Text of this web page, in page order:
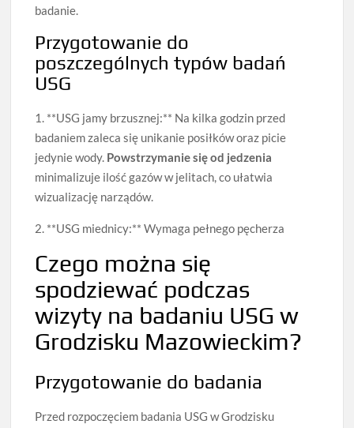
badanie.
Przygotowanie do
poszczególnych typów badań
USG
1. **USG jamy brzusznej:** Na kilka godzin przed
badaniem zaleca się unikanie posiłków oraz picie
jedynie wody. Powstrzymanie się od jedzenia
minimalizuje ilość gazów w jelitach, co ułatwia
wizualizację narządów.
2. **USG miednicy:** Wymaga pełnego pęcherza
Czego można się
spodziewać podczas
wizyty na badaniu USG w
Grodzisku Mazowieckim?
Przygotowanie do badania
Przed rozpoczęciem badania USG w Grodzisku